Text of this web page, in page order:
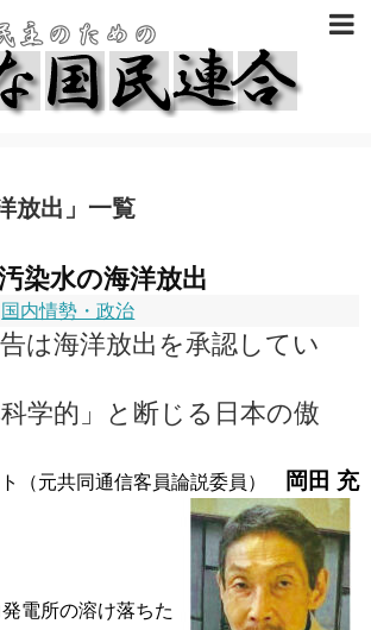
放出 」 一覧
染水の海洋放出
国内情勢・政治
告は海洋放出を承認してい
学的」と断じる日本の傲
（元共同通信客員論説委員） 岡田 充
電所の溶け落ちた